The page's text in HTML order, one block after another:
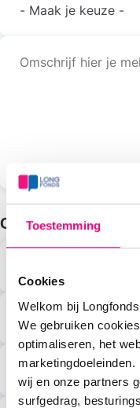
Toestemming
Cookies
Welkom bij
We gebruiken
optimaliseren, het
wij en onze partners
surfgedrag,
melding
Contactgegevens
Tussenvoegsel
Achternaam